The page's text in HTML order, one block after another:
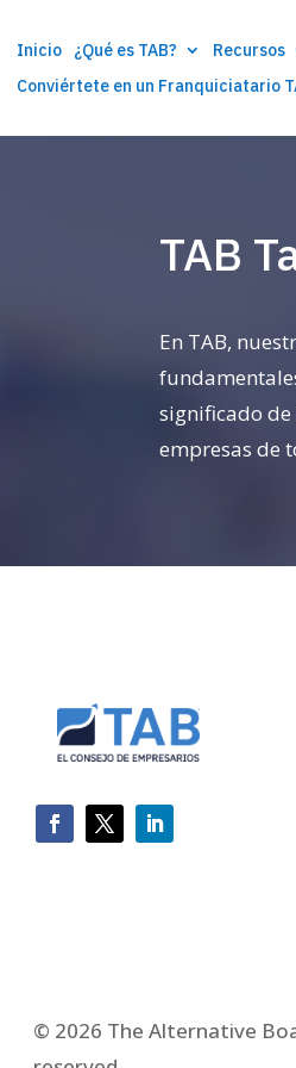
Inicio ¿Qué es TAB? Recursos
Conviértete en un Franquiciatario
TAB
En TAB,
significado de
empresas de
© 2026 The Alternative